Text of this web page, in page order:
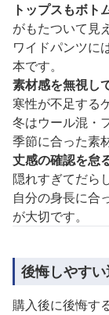
トップスもボト
がもたついて見
ワイドパンツに
本です。
素材感を無視し
寒性が不足する
冬はウール混・
季節に合った素
丈感の確認を怠
隠れすぎてだら
自分の身長に合
が大切です。
後悔しやす
購入後に後悔す